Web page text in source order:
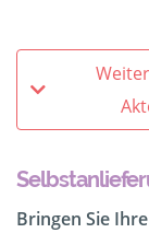
Bringen Sie